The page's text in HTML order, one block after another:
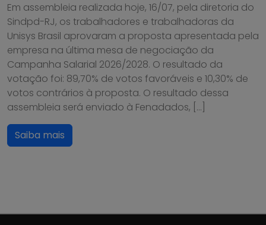
Em assembleia realizada hoje, 16/07, pela diretoria do
Sindpd-RJ, os trabalhadores e trabalhadoras da
Unisys Brasil aprovaram a proposta apresentada pela
empresa na última mesa de negociação da
Campanha Salarial 2026/2028. O resultado da
votação foi: 89,70% de votos favoráveis e 10,30% de
votos contrários à proposta. O resultado dessa
assembleia será enviado à Fenadados, […]
Saiba mais